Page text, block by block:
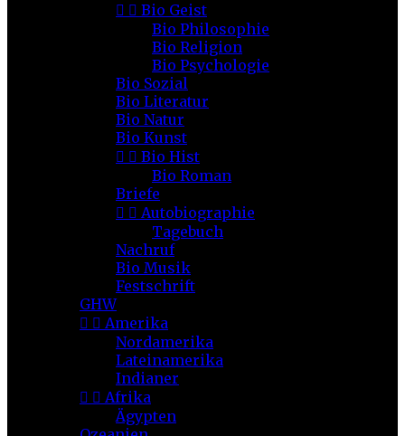
  Bio Geist
Bio Philosophie
Bio Religion
Bio Psychologie
Bio Sozial
Bio Literatur
Bio Natur
Bio Kunst
  Bio Hist
Bio Roman
Briefe
  Autobiographie
Tagebuch
Nachruf
Bio Musik
Festschrift
GHW
  Amerika
Nordamerika
Lateinamerika
Indianer
  Afrika
Ägypten